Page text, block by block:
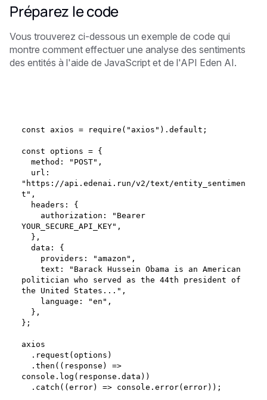
Préparez le code
Vous trouverez ci-dessous un exemple de code qui
montre comment effectuer une analyse des sentiments
des entités à l'aide de JavaScript et de l'API Eden AI.
const axios = require("axios").default;
const options = {
  method: "POST",
"https://api.edenai.run/v2/text/entity_sentimen
t",
  headers: {
YOUR_SECURE_API_KEY",
  },
  data: {
    providers: "amazon",
politician who served as the 44th president of
the United States...",
    language: "en",
  },
};
axios
  .request(options)
console.log(response.data))
  .catch((error) => console.error(error));